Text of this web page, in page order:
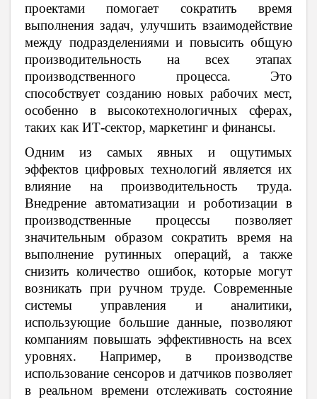
проектами помогает сократить время
выполнения задач, улучшить взаимодействие
между подразделениями и повысить общую
производительность на всех этапах
производственного процесса. Это
способствует созданию новых рабочих мест,
особенно в высокотехнологичных сферах,
таких как ИТ-сектор, маркетинг и финансы.
Одним из самых явных и ощутимых
эффектов цифровых технологий является их
влияние на производительность труда.
Внедрение автоматизации и роботизации в
производственные процессы позволяет
значительным образом сократить время на
выполнение рутинных операций, а также
снизить количество ошибок, которые могут
возникать при ручном труде. Современные
системы управления и аналитики,
использующие большие данные, позволяют
компаниям повышать эффективность на всех
уровнях. Например, в производстве
использование сенсоров и датчиков позволяет
в реальном времени отслеживать состояние